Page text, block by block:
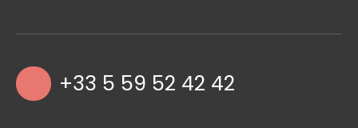
+33 5 59 52 42 42